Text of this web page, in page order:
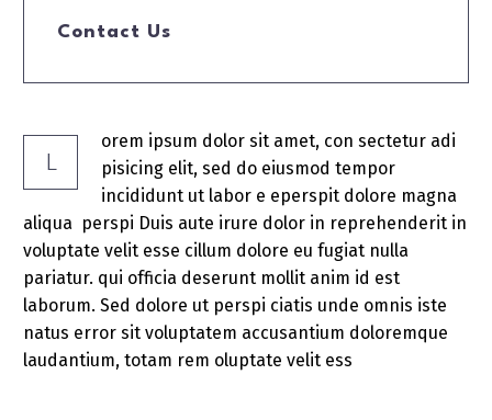
Contact Us
L
orem ipsum dolor sit amet, con sectetur adi
pisicing elit, sed do eiusmod tempor
incididunt ut labor e eperspit dolore magna
aliqua perspi Duis aute irure dolor in reprehenderit in
voluptate velit esse cillum dolore eu fugiat nulla
pariatur. qui officia deserunt mollit anim id est
laborum. Sed dolore ut perspi ciatis unde omnis iste
natus error sit voluptatem accusantium doloremque
laudantium, totam rem oluptate velit ess